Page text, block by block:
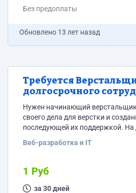
Без предоплаты
Обновлено 13 лет назад
Требуется
долгосрочного
Нужен начинающий верстальщик
своего дела для верстки и
последующей их поддержкой. На
от Вас требуется только верстка
не беспокоить. От Вас цены и примерные сроки
верстки сайта-визитки (не более
Веб-разработка и IT
1 Руб
за 30 дней